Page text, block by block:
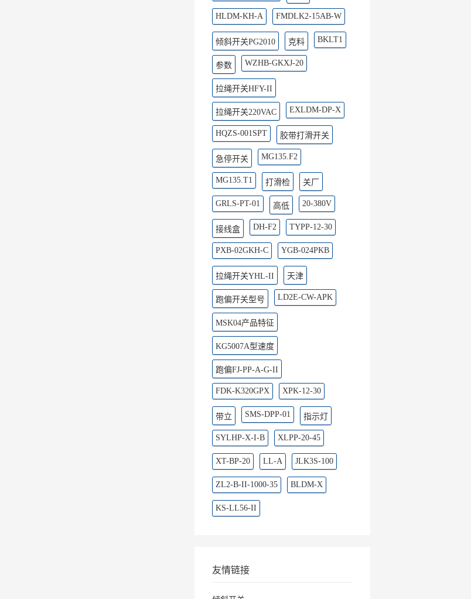
HLDM-KH-A FMDLK2-15AB-W
倾斜开关PG2010 克料 BKLT1
参数 WZHB-GKXJ-20
拉绳开关HFY-II
拉绳开关220VAC EXLDM-DP-X
HQZS-001SPT 胶带打滑开关
急停开关 MG135.F2
MG135.T1 打滑检 关厂
GRLS-PT-01 高低 20-380V
接线盒 DH-F2 TYPP-12-30
PXB-02GKH-C YGB-024PKB
拉绳开关YHL-II 天津
跑偏开关型号 LD2E-CW-APK
MSK04产品特征
KG5007A型速度
跑偏FJ-PP-A-G-II
FDK-K320GPX XPK-12-30
带立 SMS-DPP-01 指示灯
SYLHP-X-I-B XLPP-20-45
XT-BP-20 LL-A JLK3S-100
ZL2-B-II-1000-35 BLDM-X
KS-LL56-II
友情链接